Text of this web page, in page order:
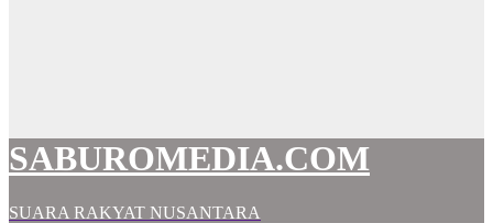
SABUROMEDIA.COM
SUARA RAKYAT NUSANTARA